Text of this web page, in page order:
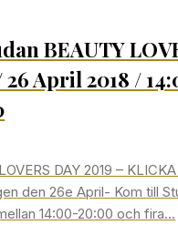
BEAUTY
26 April 2018 /
DAY 2019 –
den 26e April- Kom till
14:00-20:00 och fira…